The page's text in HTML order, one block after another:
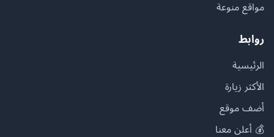
مواقع منوعة
روابط
الرئيسية
الأكثر زيارة
أضف موقع
💰 أعلن معنا